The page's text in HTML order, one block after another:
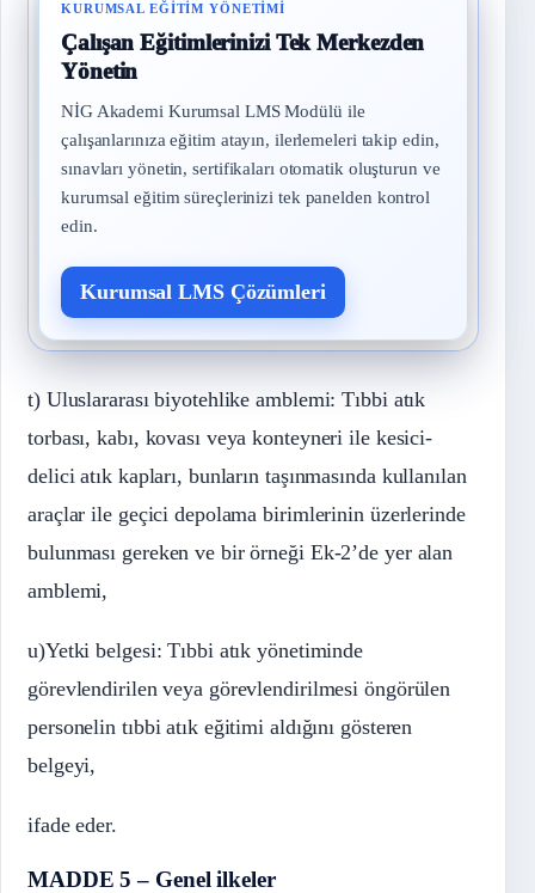
KURUMSAL EĞITIM YÖNETIMI
Çalışan Eğitimlerinizi Tek Merkezden
Yönetin
NİG Akademi Kurumsal LMS Modülü ile
çalışanlarınıza eğitim atayın, ilerlemeleri takip edin,
sınavları yönetin, sertifikaları otomatik oluşturun ve
kurumsal eğitim süreçlerinizi tek panelden kontrol
edin.
Kurumsal LMS Çözümleri
t) Uluslararası biyotehlike amblemi: Tıbbi atık
torbası, kabı, kovası veya konteyneri ile kesici-
delici atık kapları, bunların taşınmasında kullanılan
araçlar ile geçici depolama birimlerinin üzerlerinde
bulunması gereken ve bir örneği Ek-2’de yer alan
amblemi,
u)Yetki belgesi: Tıbbi atık yönetiminde
görevlendirilen veya görevlendirilmesi öngörülen
personelin tıbbi atık eğitimi aldığını gösteren
belgeyi,
ifade eder.
MADDE 5 – Genel ilkeler